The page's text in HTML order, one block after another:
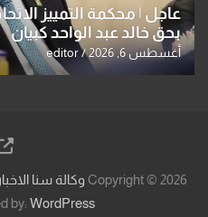
عاجل | محكمة التمييز
بحق خالد عبد الواحد كبيان
أغسطس 6, 2026 editor
Copyright © 2026 وكالة سنا
by: WordPress